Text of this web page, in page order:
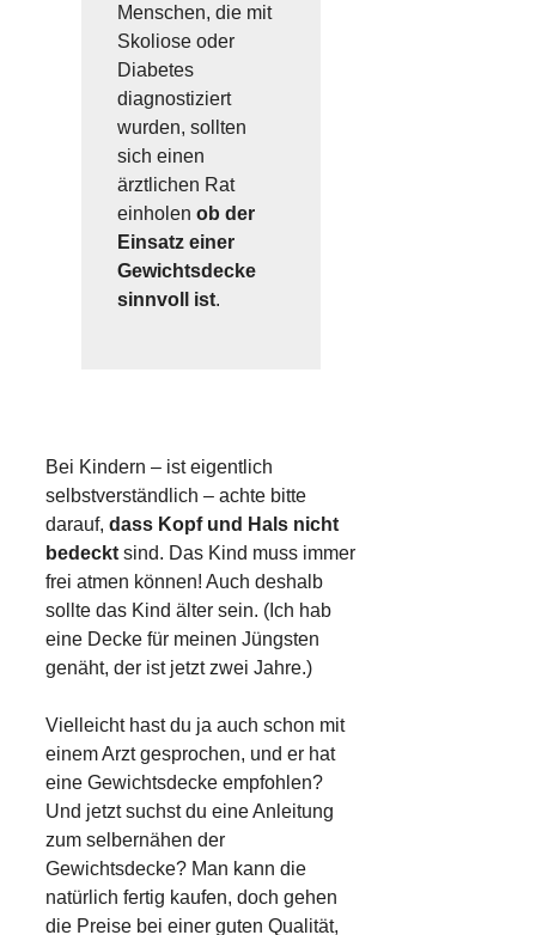
Menschen, die mit
Skoliose oder
Diabetes
diagnostiziert
wurden, sollten
sich einen
ärztlichen Rat
einholen ob der
Einsatz einer
Gewichtsdecke
sinnvoll ist.
Bei Kindern – ist eigentlich
selbstverständlich – achte bitte
darauf, dass Kopf und Hals nicht
bedeckt sind. Das Kind muss immer
frei atmen können! Auch deshalb
sollte das Kind älter sein. (Ich hab
eine Decke für meinen Jüngsten
genäht, der ist jetzt zwei Jahre.)
Vielleicht hast du ja auch schon mit
einem Arzt gesprochen, und er hat
eine Gewichtsdecke empfohlen?
Und jetzt suchst du eine Anleitung
zum selbernähen der
Gewichtsdecke? Man kann die
natürlich fertig kaufen, doch gehen
die Preise bei einer guten Qualität,